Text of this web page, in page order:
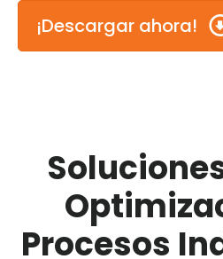
¡Descargar ahora!
Procesos